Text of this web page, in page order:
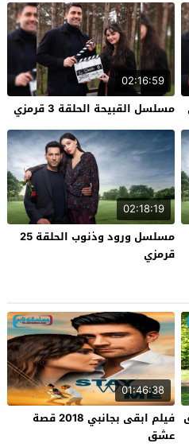
02:16:59
مسلسل القبيحة الحلقة 3 قرمزي
02:18:19
مسلسل ورود وذنوب الحلقة 25
قرمزي
01:46:38
فيلم ابقى بجانبي 2018 قصة
عشق